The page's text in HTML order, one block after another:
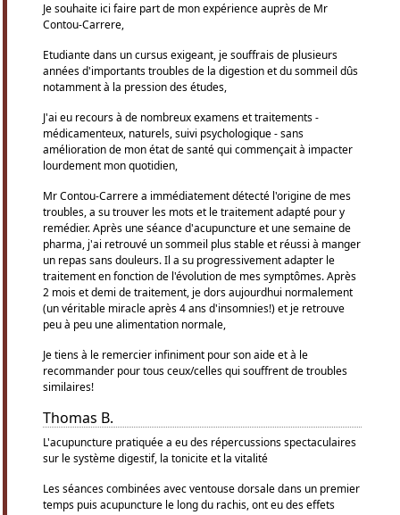
Je souhaite ici faire part de mon expérience auprès de Mr
Contou-Carrere,
Etudiante dans un cursus exigeant, je souffrais de plusieurs
années d'importants troubles de la digestion et du sommeil dûs
notamment à la pression des études,
J'ai eu recours à de nombreux examens et traitements -
médicamenteux, naturels, suivi psychologique - sans
amélioration de mon état de santé qui commençait à impacter
lourdement mon quotidien,
Mr Contou-Carrere a immédiatement détecté l'origine de mes
troubles, a su trouver les mots et le traitement adapté pour y
remédier. Après une séance d'acupuncture et une semaine de
pharma, j'ai retrouvé un sommeil plus stable et réussi à manger
un repas sans douleurs. Il a su progressivement adapter le
traitement en fonction de l'évolution de mes symptômes. Après
2 mois et demi de traitement, je dors aujourdhui normalement
(un véritable miracle après 4 ans d'insomnies!) et je retrouve
peu à peu une alimentation normale,
Je tiens à le remercier infiniment pour son aide et à le
recommander pour tous ceux/celles qui souffrent de troubles
similaires!
Thomas B.
L'acupuncture pratiquée a eu des répercussions spectaculaires
sur le système digestif, la tonicite et la vitalité
Les séances combinées avec ventouse dorsale dans un premier
temps puis acupuncture le long du rachis, ont eu des effets